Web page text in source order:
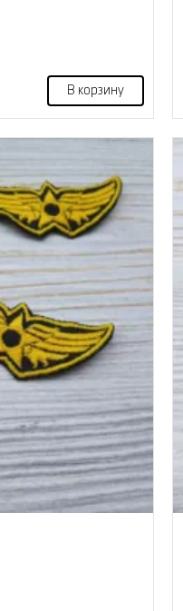
В корзину